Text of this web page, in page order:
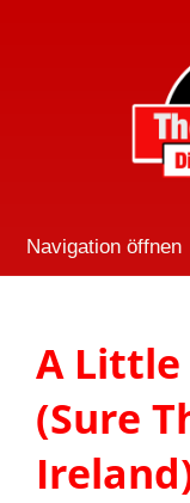
Navigation öffnen
A Little
(Sure